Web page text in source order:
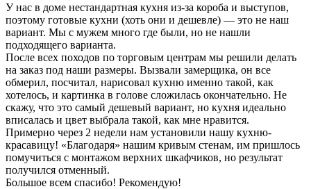
У нас в доме нестандартная кухня из-за короба и выступов,
поэтому готовые кухни (хоть они и дешевле) — это не наш
вариант. Мы с мужем много где были, но не нашли
подходящего варианта.
После всех походов по торговым центрам мы решили делать
на заказ под наши размеры. Вызвали замерщика, он все
обмерил, посчитал, нарисовал кухню именно такой, как
хотелось, и картинка в голове сложилась окончательно. Не
скажу, что это самый дешевый вариант, но кухня идеально
вписалась и цвет выбрала такой, как мне нравится.
Примерно через 2 недели нам установили нашу кухню-
красавицу! «Благодаря» нашим кривым стенам, им пришлось
помучиться с монтажом верхних шкафчиков, но результат
получился отменный.
Большое всем спасибо! Рекомендую!